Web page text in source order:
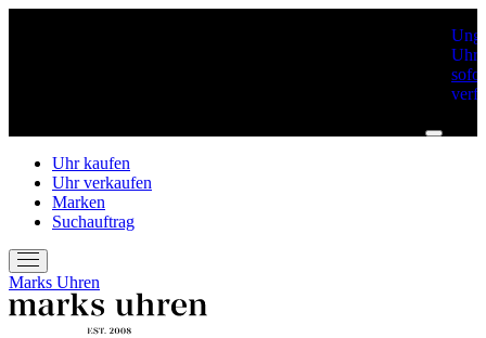
Uhr kaufen
Uhr verkaufen
Marken
Suchauftrag
Marks Uhren